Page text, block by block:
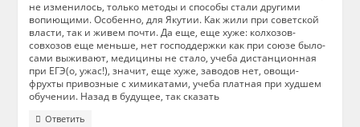
не изменилось, только методы и способы стали другими
вопиющими. Особенно, для Якутии. Как жили при советской
власти, так и живем почти. Да еще, еще хуже: колхозов-
совхозов еще меньше, нет господдержки как при союзе было-
сами выживают, медицины не стало, учеба дистанционная
при ЕГЭ(о, ужас!), значит, еще хуже, заводов нет, овощи-
фрухты привозные с химикатами, учеба платная при худшем
обучении. Назад в будущее, так сказать
Ответить